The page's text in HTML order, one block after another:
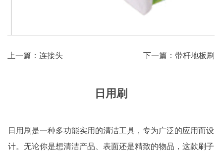
上一篇：连接头 下一篇：带杆地板刷
日用刷
日用刷是一种多功能实用的清洁工具，专为广泛的应用而设
计。无论你是想清洁产品、表面还是精致的物品，这款刷子